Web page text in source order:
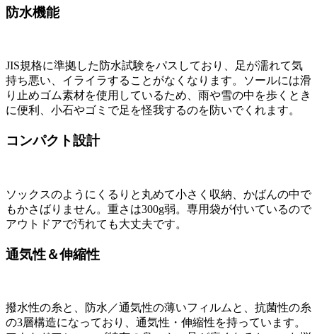
防水機能
JIS規格に準拠した防水試験をパスしており、足が濡れて気
持ち悪い、イライラすることがなくなります。ソールには滑
り止めゴム素材を使用しているため、雨や雪の中を歩くとき
に便利、小石やゴミで足を怪我するのを防いでくれます。
コンパクト設計
ソックスのようにくるりと丸めて小さく収納、かばんの中で
もかさばりません。重さは300g弱。専用袋が付いているので
アウトドアで汚れても大丈夫です。
通気性＆伸縮性
撥水性の糸と、防水／通気性の薄いフィルムと、抗菌性の糸
の3層構造になっており、通気性・伸縮性を持っています。